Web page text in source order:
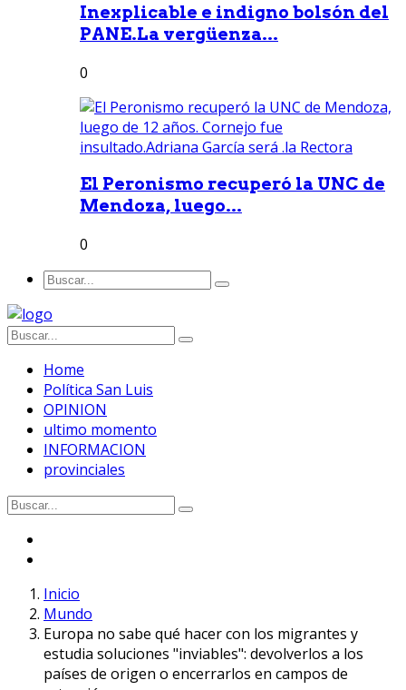
Inexplicable e indigno bolsón del
PANE.La vergüenza...
0
El Peronismo recuperó la UNC de
Mendoza, luego...
0
Home
Política San Luis
OPINION
ultimo momento
INFORMACION
provinciales
Inicio
Mundo
Europa no sabe qué hacer con los migrantes y
estudia soluciones "inviables": devolverlos a los
países de origen o encerrarlos en campos de